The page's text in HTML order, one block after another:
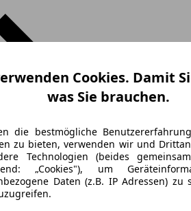
Cookies. Damit
was Sie brauchen.
die bestmögliche
zu bieten, verwenden wir und
Technologien (beides
„Cookies"), um
Daten (z.B. IP Adressen) zu